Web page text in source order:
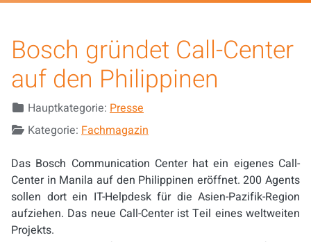
Bosch gründet Call-Center
auf den Philippinen
DetailsHauptkategorie: Presse
Kategorie: Fachmagazin
Das Bosch Communication Center hat ein eigenes Call-
Center in Manila auf den Philippinen eröffnet. 200 Agents
sollen dort ein IT-Helpdesk für die Asien-Pazifik-Region
aufziehen. Das neue Call-Center ist Teil eines weltweiten
Projekts.